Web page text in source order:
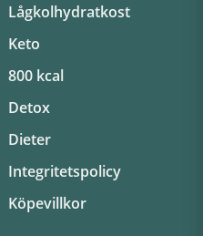
Lågkolhydratkost
Keto
800 kcal
Detox
Dieter
Integritetspolicy
Köpevillkor